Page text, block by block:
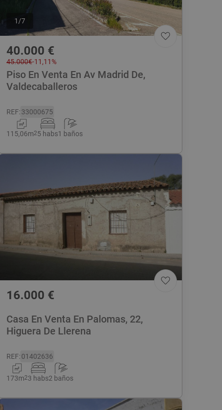
1 /7
40.000 €
45.000€-11,11%
Piso En Venta En Av Madrid De,
Valdecaballeros
REF:33000675
115,06m25 habs1 baños
16.000 €
Casa En Venta En Palomas, 22,
Higuera De Llerena
REF:01402636
173m23 habs2 baños